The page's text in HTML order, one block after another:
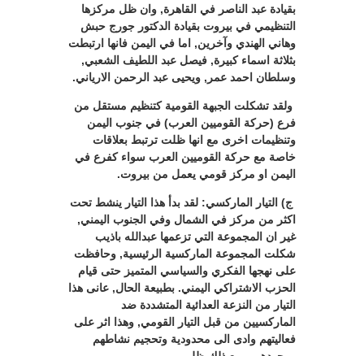
بقيادة عبد الناصر في القاهرة, وان ظل مركزها
التنظيمي في بيروت بقيادة الدكتور جورج حبش
وهاني الهندي وآخرين, اما في اليمن فانها ارتبطت
بثلاثة اسماء كبيرة, فيصل عبد اللطيف الشعبي,
وسلطان احمد عمر, ويحيى عبد الرحمن الارياني.
ولقد تشكلت الجبهة القومية كتنظيم مستقل من
فرع (حركة القوميين العرب) في جنوب اليمن
وتنظيمات اخرى مع انها ظلت ترتبط بعلاقات
خاصة مع حركة القوميين العرب سواء كفرع في
اليمن او مركز قومي يعمل من بيروت.
ج) التيار الماركسي: لقد بدأ هذا التيار ينشط تحت
اكثر من مركز في الشمال وفي الجنوب اليمني,
غير ان المجموعة التي تزعمها عبدالله باذيب
شكلت المجموعة الماركسية الرئيسية, وحافظت
على نهجها الفكري والسياسي المتميز حتى قيام
الحزب الاشتراكي اليمني. بطبيعة الحال, عانى هذا
التيار من النزعة العدائية المتشددة ضد
الماركسيين من قبل التيار القومي, وهذا اثر على
فعاليتهم وادى الى محدودية وتحجيم نشاطهم